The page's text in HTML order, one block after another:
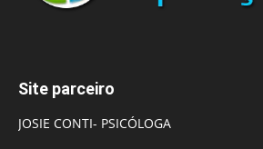
Site parceiro
JOSIE CONTI- PSICÓLOGA